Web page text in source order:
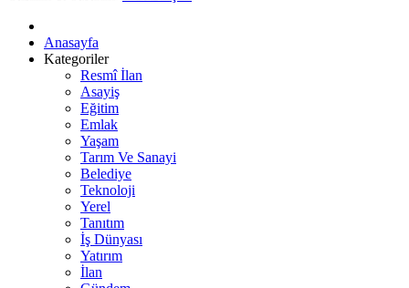
Anasayfa
Kategoriler
Resmî İlan
Asayiş
Eğitim
Emlak
Yaşam
Tarım Ve Sanayi
Belediye
Teknoloji
Yerel
Tanıtım
İş Dünyası
Yatırım
İlan